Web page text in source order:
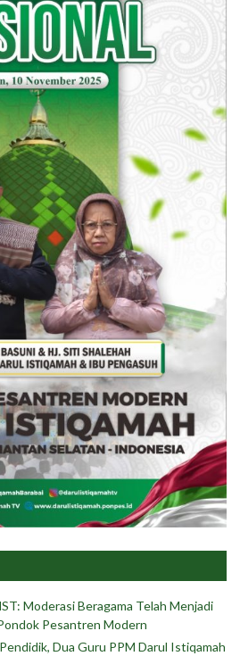
Moderasi Beragama Telah Menjadi
Pesantren Modern
Dua Guru PPM Darul Istiqamah